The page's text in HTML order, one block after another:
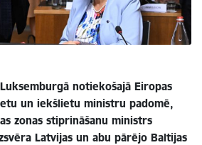
notiekošajā Eiropas
un iekšlietu ministru padomē,
zonas stiprināšanu ministrs
Latvijas un abu pārējo Baltijas